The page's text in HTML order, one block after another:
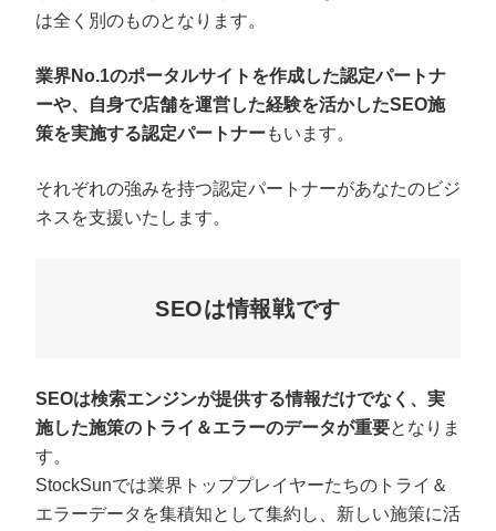
は全く別のものとなります。
業界No.1のポータルサイトを作成した認定パートナ
ーや、自身で店舗を運営した経験を活かしたSEO施
策を実施する認定パートナーもいます。
それぞれの強みを持つ認定パートナーがあなたのビジ
ネスを支援いたします。
SEOは情報戦です
SEOは検索エンジンが提供する情報だけでなく、実
施した施策のトライ＆エラーのデータが重要となりま
す。
StockSunでは業界トッププレイヤーたちのトライ＆
エラーデータを集積知として集約し、新しい施策に活